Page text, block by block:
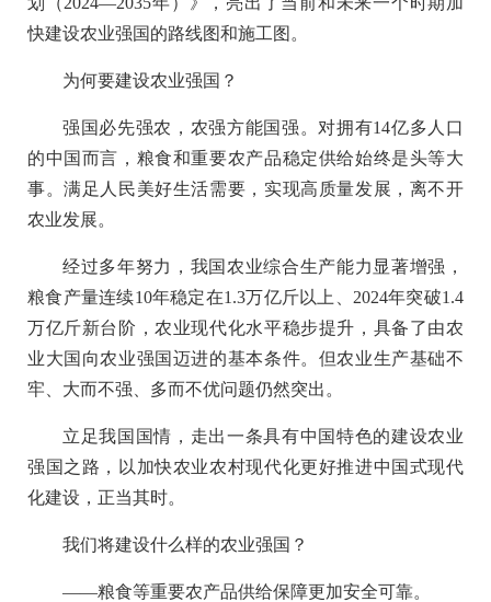
快建设农业强国的路线图和施工图。
为何要建设农业强国？
强国必先强农，农强方能国强。对拥有14亿多人口
的中国而言，粮食和重要农产品稳定供给始终是头等大
事。满足人民美好生活需要，实现高质量发展，离不开
农业发展。
经过多年努力，我国农业综合生产能力显著增强，
粮食产量连续10年稳定在1.3万亿斤以上、2024年突破1.4
万亿斤新台阶，农业现代化水平稳步提升，具备了由农
业大国向农业强国迈进的基本条件。但农业生产基础不
牢、大而不强、多而不优问题仍然突出。
立足我国国情，走出一条具有中国特色的建设农业
强国之路，以加快农业农村现代化更好推进中国式现代
化建设，正当其时。
我们将建设什么样的农业强国？
——粮食等重要农产品供给保障更加安全可靠。